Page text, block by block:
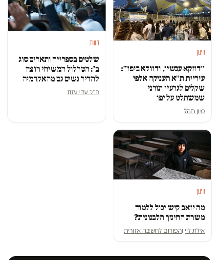
חינוך
״דווקא עכשיו, ודווקא ביפו״:
עיריית ת״א העניקה אלפי
שקלים לגרעין תורני
שמשתלט על יפו
סיון תהל
דעות
שלטים בספרייה ותארים סוג
ב': הטרלול המשיחי רוצה
להדיר נשים גם מהאקדמיה
ח״כ עדי עזוז
חינוך
מה יואב קיש יכול ללמוד
משרת החינוך הלבנונית?
אילת לוי והפורום לחשיבה אזורית